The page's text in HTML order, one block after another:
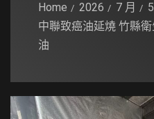
Home 2026 7 月
5
中聯致癌油延燒 竹縣
油